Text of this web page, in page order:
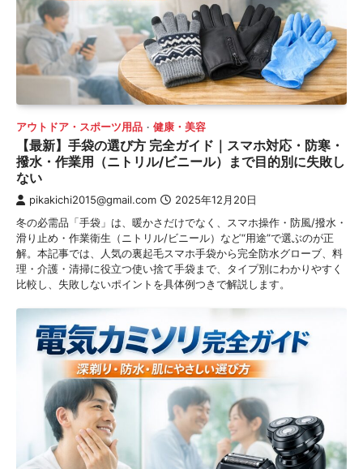
アウトドア・スポーツ用品 健康・美容
【最新】手袋の選び方 完全ガイド｜スマホ対応・防寒・
撥水・作業用（ニトリル/ビニール）まで目的別に失敗し
ない
pikakichi2015@gmail.com 2025年12月20日
冬の必需品「手袋」は、暖かさだけでなく、スマホ操作・防風/撥水・
滑り止め・作業衛生（ニトリル/ビニール）など“用途”で選ぶのが正
解。本記事では、人気の裏起毛スマホ手袋から完全防水グローブ、料
理・介護・清掃に役立つ使い捨て手袋まで、タイプ別にわかりやすく
比較し、失敗しないポイントを具体例つきで解説します。